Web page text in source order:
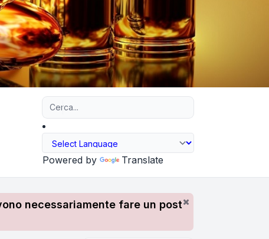
Powered by Translate
necessariamente fare un post